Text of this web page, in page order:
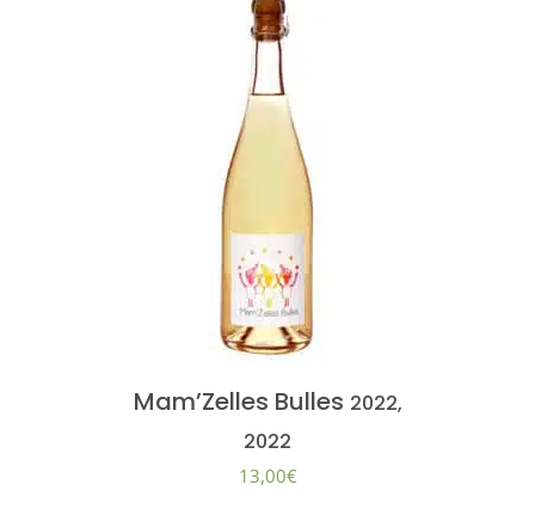
Mam’Zelles Bulles 2022,
2022
13,00€